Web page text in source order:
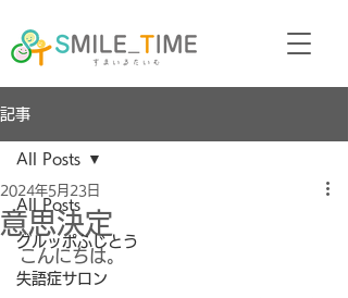
記事
All Posts
グルッポふじとう
失語症サロン
All Posts
意思決定
2024年5月23日
こんにちは。